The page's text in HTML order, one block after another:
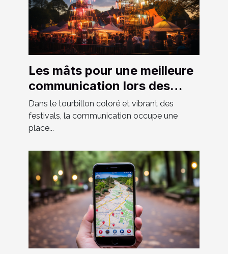
Les mâts pour une meilleure
communication lors des
festivals
Dans le tourbillon coloré et vibrant des
festivals, la communication occupe une
place...